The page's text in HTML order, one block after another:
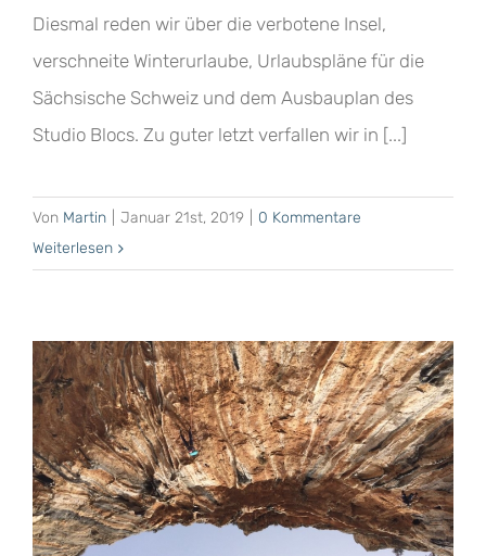
Diesmal reden wir über die verbotene Insel,
verschneite Winterurlaube, Urlaubspläne für die
Sächsische Schweiz und dem Ausbauplan des
Studio Blocs. Zu guter letzt verfallen wir in [...]
Von Martin Januar 21st, 2019
0 Kommentare
Weiterlesen